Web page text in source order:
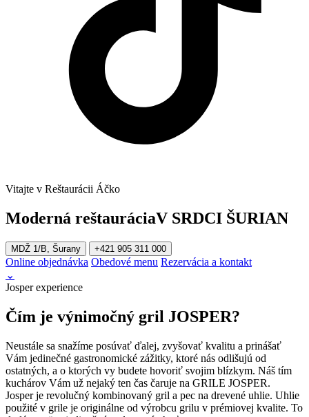
Vitajte v Reštaurácii Áčko
Moderná reštauráciaV SRDCI ŠURIAN
MDŽ 1/B, Šurany +421 905 311 000
Online objednávka Obedové menu Rezervácia a kontakt
⌄
Josper experience
Čím je výnimočný gril JOSPER?
Neustále sa snažíme posúvať ďalej, zvyšovať kvalitu a prinášať
Vám jedinečné gastronomické zážitky, ktoré nás odlišujú od
ostatných, a o ktorých vy budete hovoriť svojim blízkym. Náš tím
kuchárov Vám už nejaký ten čas čaruje na GRILE JOSPER.
Josper je revolučný kombinovaný gril a pec na drevené uhlie. Uhlie
použité v grile je originálne od výrobcu grilu v prémiovej kvalite. To